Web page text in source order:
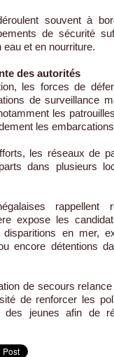
souvent à
de sécurité
et en nourriture.
des autorités
les forces de
de surveillance
les
les
les réseaux de
dans plusieurs
rappellent
expose les
en mer,
encore détentions
de secours
de renforcer les
des jeunes afin de